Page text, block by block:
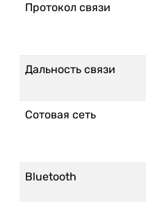
Протокол связи
Дальность связи
Сотовая сеть
Bluetooth